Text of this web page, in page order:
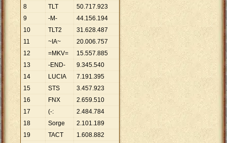
8
TLT 50.717.923
9
-M- 44.156.194
10
TLT2 31.628.487
11
~IA~ 20.006.757
12
=MKV= 15.557.885
13
-END- 9.345.540
14
LUCIA 7.191.395
15
STS 3.457.923
16
FNX 2.659.510
17
(-: 2.484.784
18
Sorge 2.101.189
19
TACT 1.608.882